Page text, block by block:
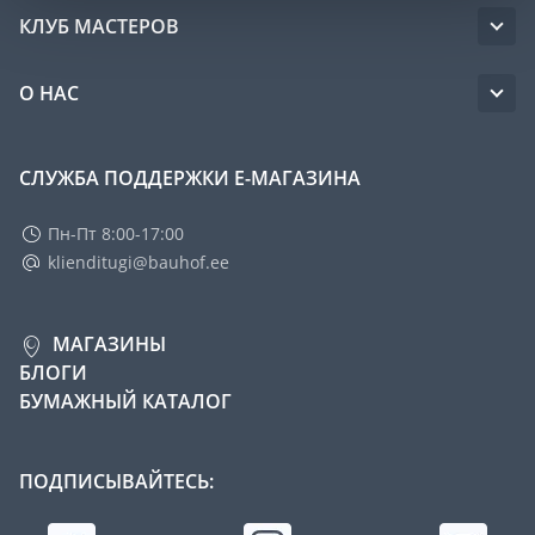
КЛУБ МАСТЕРОВ
О НАС
СЛУЖБА ПОДДЕРЖКИ Е-МАГАЗИНА
Пн-Пт 8:00-17:00
klienditugi@bauhof.ee
МАГАЗИНЫ
БЛОГИ
БУМАЖНЫЙ КАТАЛОГ
ПОДПИСЫВАЙТЕСЬ: